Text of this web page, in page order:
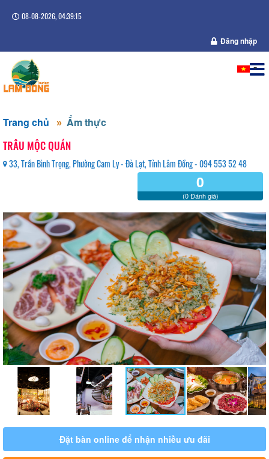
08-08-2026, 04:39:15
Đăng nhập
Trang chủ Ẩm thực
TRÂU MỘC QUÁN
33, Trần Bình Trọng, Phường Cam Ly - Đà Lạt, Tỉnh Lâm Đồng - 094 553 52 48
0
(0 Đánh giá)
Đặt bàn online để nhận nhiều ưu đãi